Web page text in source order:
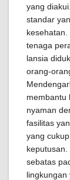
yang
standar
tenaga
lansia
orang-
membantu
nyaman
fasilitas
yang
keputusan.
sebatas
lingkungan